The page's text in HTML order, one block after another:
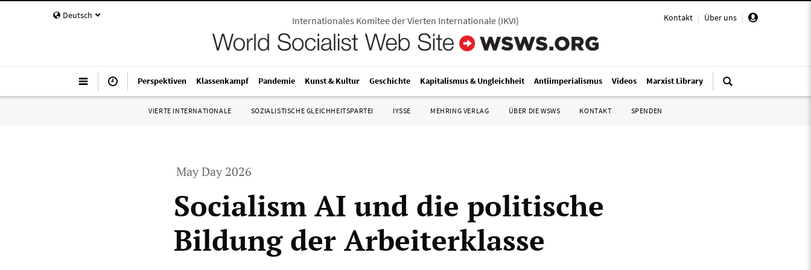
Deutsch Kontakt | Über uns |
Internationales Komitee der Vierten Internationale (IKVI)
Perspektiven Klassenkampf Pandemie Kunst & Kultur Geschichte Kapitalismus & Ungleichheit Antiimperialismus Videos Marxist Library
VIERTE INTERNATIONALE SOZIALISTISCHE GLEICHHEITSPARTEI IYSSE MEHRING VERLAG ÜBER DIE WSWS KONTAKT SPENDEN
May Day 2026
Socialism AI und die politische
Bildung der Arbeiterklasse